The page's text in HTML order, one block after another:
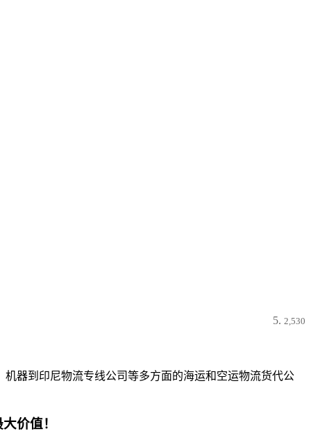
2,530
器到印尼物流专线公司等多方面的海运和空运物流货代公
价值！